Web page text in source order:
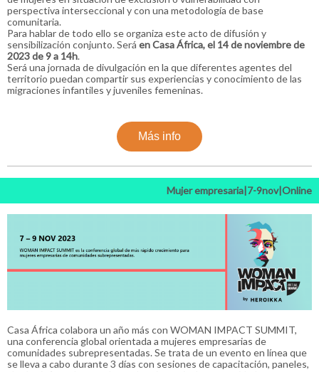
perspectiva interseccional y con una metodología de base
comunitaria.
Para hablar de todo ello se organiza este acto de difusión y
sensibilización conjunto. Será en Casa África, el 14 de noviembre de
2023 de 9 a 14h.
Será una jornada de divulgación en la que diferentes agentes del
territorio puedan compartir sus experiencias y conocimiento de las
migraciones infantiles y juveniles femeninas.
Más info
Mujer empresaria|7-9nov|Online
Casa África colabora un año más con WOMAN IMPACT SUMMIT,
una conferencia global orientada a mujeres empresarias de
comunidades subrepresentadas. Se trata de un evento en línea que
se lleva a cabo durante 3 días con sesiones de capacitación, paneles,